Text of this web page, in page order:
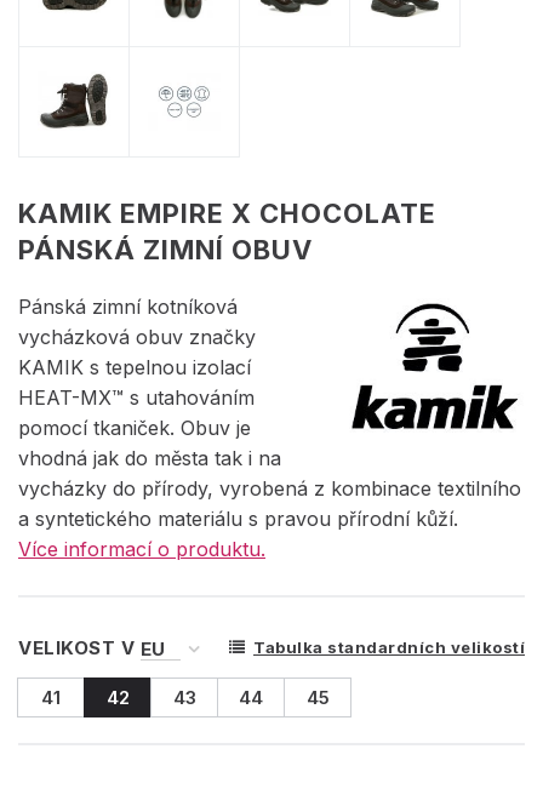
KAMIK EMPIRE X CHOCOLATE
PÁNSKÁ ZIMNÍ OBUV
Pánská zimní kotníková
vycházková obuv značky
KAMIK s tepelnou izolací
HEAT-MX™ s utahováním
pomocí tkaniček. Obuv je
vhodná jak do města tak i na
vycházky do přírody, vyrobená z kombinace textilního
a syntetického materiálu s pravou přírodní kůží.
Více informací o produktu.
VELIKOST V Tabulka standardních velikostí
41 42 43 44 45